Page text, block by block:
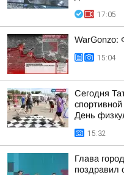
17:05
WarGonzo:
15:04
Сегодня
День
15:32
Глава
поздравил